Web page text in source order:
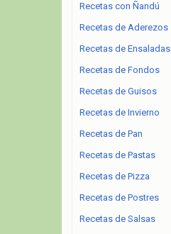
Recetas con Ñandú
Recetas de Aderezos
Recetas de Ensaladas
Recetas de Fondos
Recetas de Guisos
Recetas de Invierno
Recetas de Pan
Recetas de Pastas
Recetas de Pizza
Recetas de Postres
Recetas de Salsas